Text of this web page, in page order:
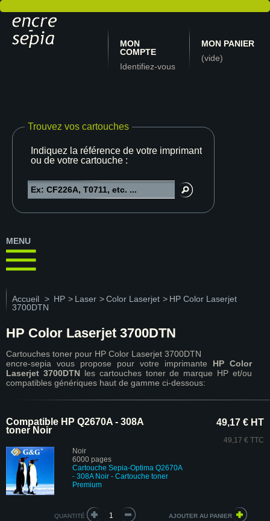
MON
COMPTE
Identifiez-vous
MON PANIER
(vide)
Trouvez vos cartouches
Indiquez la référence de votre imprimante
ou de votre cartouche :
MENU
Accueil > HP > Laser >Color Laserjet > HP Color Laserjet
3700DTN
HP Color Laserjet 3700DTN
Cartouches toner pour HP Color Laserjet 3700DTN
encre-sepia vous propose pour votre imprimante HP Color
Laserjet 3700DTNles cartouches toner de marque HP et/ou
compatibles génériques haut de gamme ci-dessous:
Compatible HP Q2670A - 308A
toner Noir
Noir
6000 pages
Cartouche Sepia-Optima Q2670A
- 308A Noir - Cartouche toner
Premium
49,17 € HT
49,17 € TTC
QUANTITÉ